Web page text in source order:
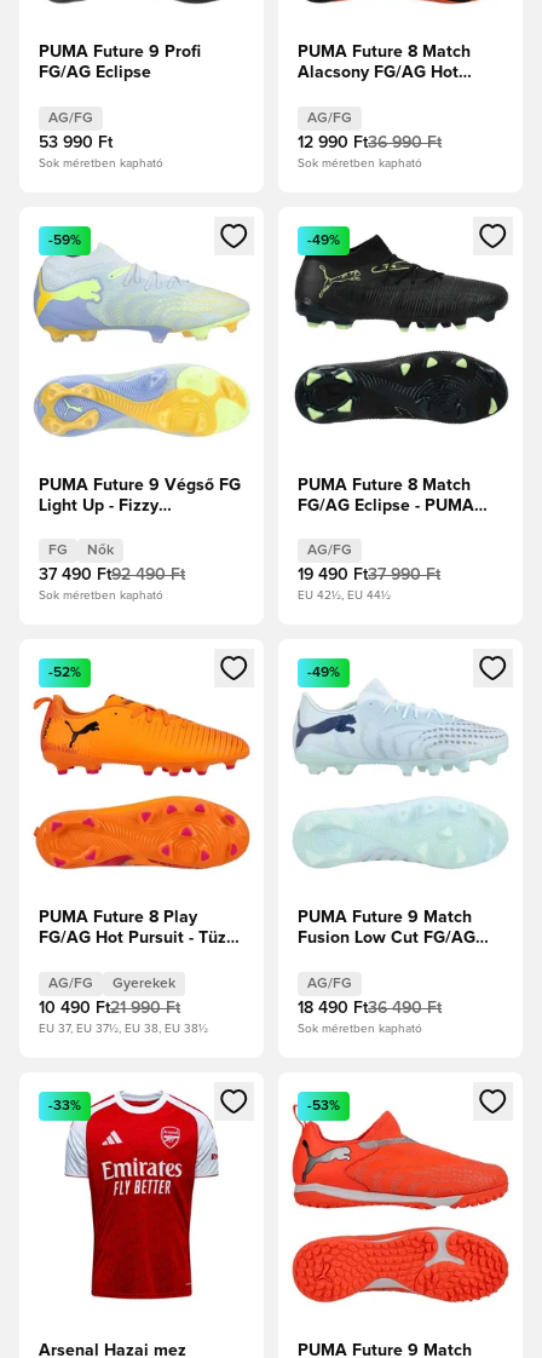
PUMA Future 9 Profi
FG/AG Eclipse
AG/FG
53 990 Ft
Sok méretben kapható
PUMA Future 8 Match
Alacsony FG/AG Hot
Hőség/PUMA
Fekete/Ravish
AG/FG
12 990 Ft36 990 Ft
Sok méretben kapható
Megnyit egy modált a bejelentkezéshez vagy a tagként
-59%
PUMA Future 9 Végső FG
Light Up - Fizzy
Levendula Női
FG Nők
37 490 Ft92 490 Ft
Sok méretben kapható
Megnyit egy modált a
-49%
PUMA Future 8 Match
FG/AG Eclipse - PUMA
pálya
AG/FG
19 490 Ft37 990 Ft
EU 42½, EU 44½
Megnyit egy modált a bejelentkezéshez vagy a tagként
-52%
PUMA Future 8 Play
FG/AG Hot Pursuit - Tüzes
Fekete/Ravish Gyerek
AG/FG Gyerekek
10 490 Ft21 990 Ft
EU 37, EU 37½, EU 38, EU 38½
Megnyit egy modált a
-49%
PUMA Future 9 Match
Fusion Low Cut FG/AG
ékszer
AG/FG
18 490 Ft36 490 Ft
Sok méretben kapható
Megnyit egy modált a bejelentkezéshez vagy a tagként
-33%
Arsenal Hazai mez
Megnyit egy modált a
-53%
PUMA Future 9 Match